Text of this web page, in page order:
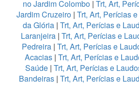
no Jardim Colombo| Trt, Art,
Jardim Cruzeiro| Trt, Art, Perícias
da Glória| Trt, Art, Perícias e
Laranjeira | Trt, Art, Perícias e
Pedreira| Trt, Art, Perícias e
Acacias| Trt, Art, Perícias e
Saúde| Trt, Art, Perícias e
Bandeiras| Trt, Art, Perícias e